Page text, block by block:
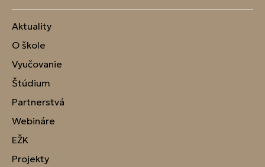
Aktuality
O škole
Vyučovanie
Štúdium
Partnerstvá
Webináre
EŽK
Projekty